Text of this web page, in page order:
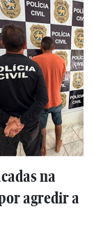
na
agredir a